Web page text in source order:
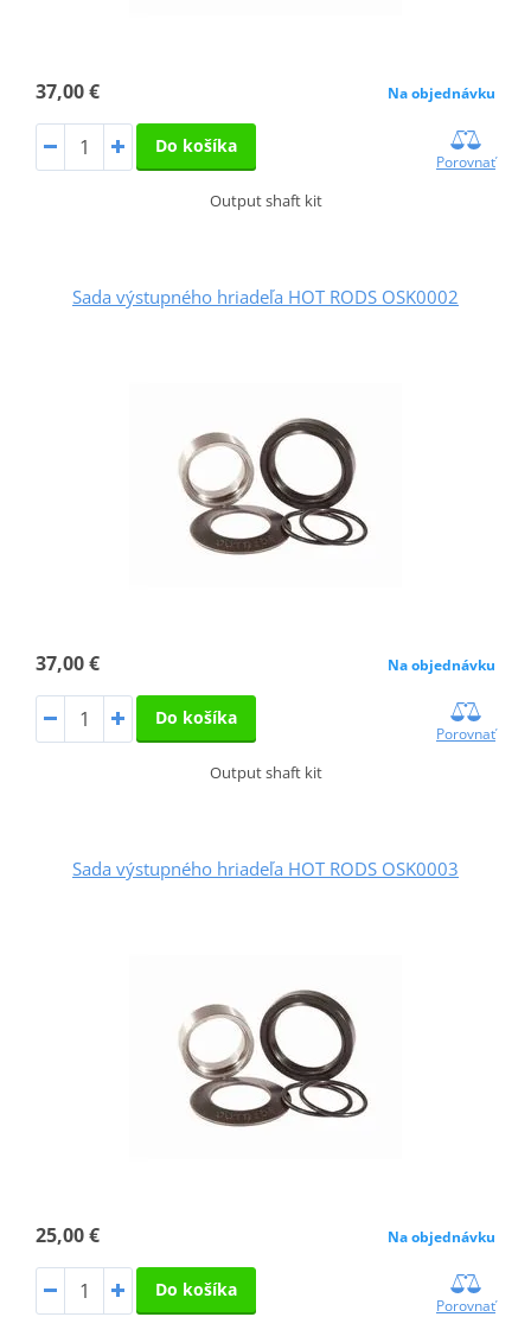
37,00 € Na objednávku
Do košíka
Porovnať
Output shaft kit
Sada výstupného hriadeľa HOT RODS OSK0002
37,00 € Na objednávku
Do košíka
Porovnať
Output shaft kit
Sada výstupného hriadeľa HOT RODS OSK0003
25,00 € Na objednávku
Do košíka
Porovnať